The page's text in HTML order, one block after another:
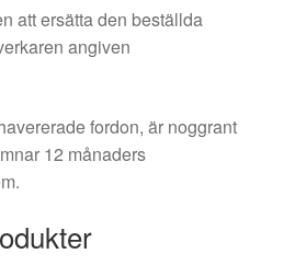
att ersätta den beställda
angiven
fordon, är noggrant
12 månaders